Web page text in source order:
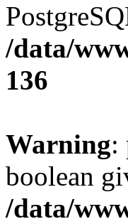
/data/
136
Warning:
boolean
/data/